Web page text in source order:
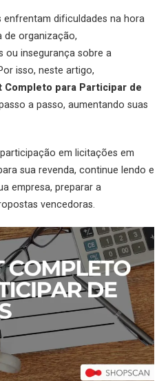
enfrentam dificuldades na hora
de organização,
ou insegurança sobre a
isso, neste artigo,
Completo para Participar de
a passo, aumentando suas
em licitações em
sua revenda, continue lendo e
empresa, preparar a
vencedoras.